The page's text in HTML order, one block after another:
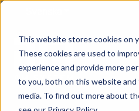
This website stores cookies on
These cookies are used to
experience and provide more
to you, both on this website
media. To find out more about